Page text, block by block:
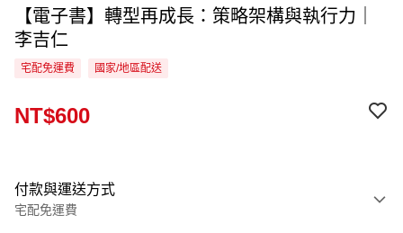
【電子書】轉型再成長：策略架構與執行力｜
李吉仁
宅配免運費 國家/地區配送
NT$600
付款與運送方式
宅配免運費